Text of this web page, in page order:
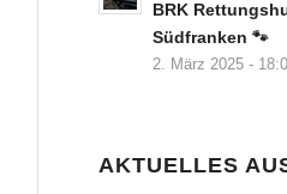
BRK
Südfranken 🐾
2. März 2025 -
AKTUELLES